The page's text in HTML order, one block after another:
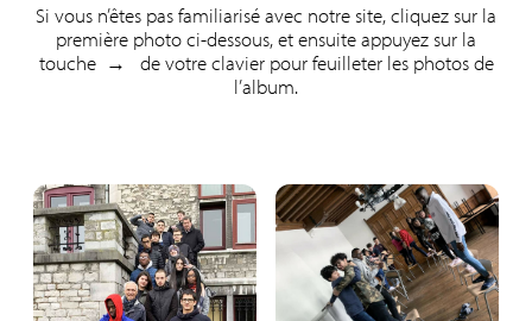
Si vous n’êtes pas familiarisé avec notre site, cliquez sur la
première photo ci-dessous, et ensuite appuyez sur la
touche → de votre clavier pour feuilleter les photos de
l’album.